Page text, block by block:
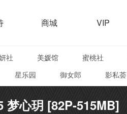
商城 VIP
社 美媛馆 蜜桃社
星乐园 御女郎 影私荟
梦心玥 [82P-515MB]